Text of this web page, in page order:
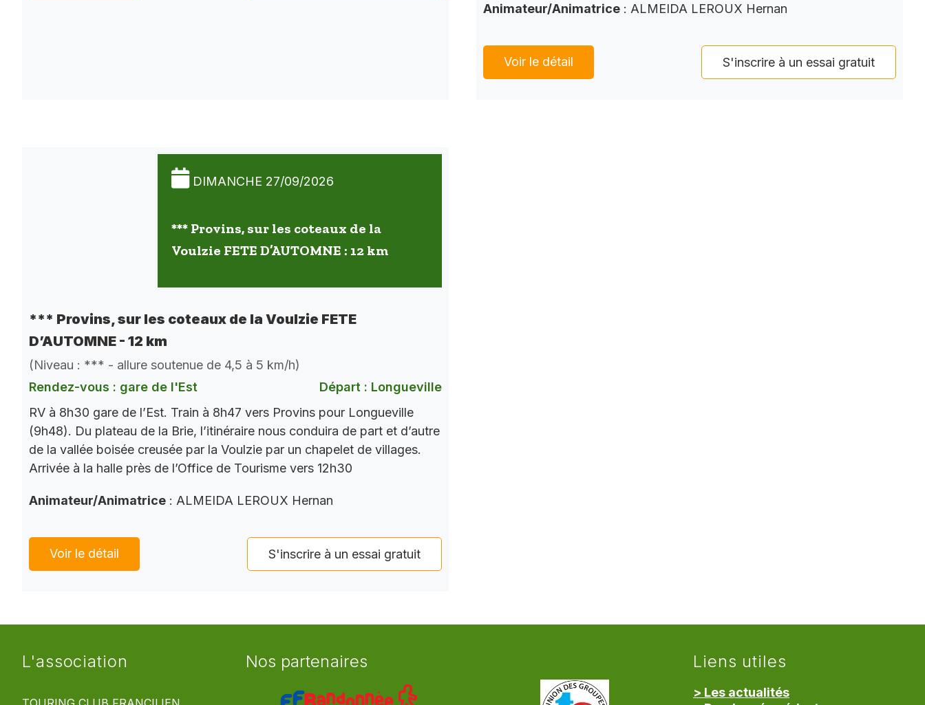
Animateur/Animatrice : ALMEIDA LEROUX Hernan
Voir le détail S'inscrire à un essai gratuit
DIMANCHE 27/09/2026
*** Provins, sur les coteaux de la
Voulzie FETE D’AUTOMNE : 12 km
*** Provins, sur les coteaux de la Voulzie FETE
D’AUTOMNE - 12 km
(Niveau : *** - allure soutenue de 4,5 à 5 km/h)
Rendez-vous : gare de l'Est
Départ : Longueville
RV à 8h30 gare de l’Est. Train à 8h47 vers Provins pour Longueville
(9h48). Du plateau de la Brie, l’itinéraire nous conduira de part et d’autre
de la vallée boisée creusée par la Voulzie par un chapelet de villages.
Arrivée à la halle près de l’Office de Tourisme vers 12h30
Animateur/Animatrice : ALMEIDA LEROUX Hernan
Voir le détail S'inscrire à un essai gratuit
L'association Nos partenaires Liens utiles
> Les actualités